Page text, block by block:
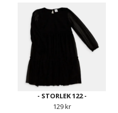
- STORLEK 122 -
129 kr